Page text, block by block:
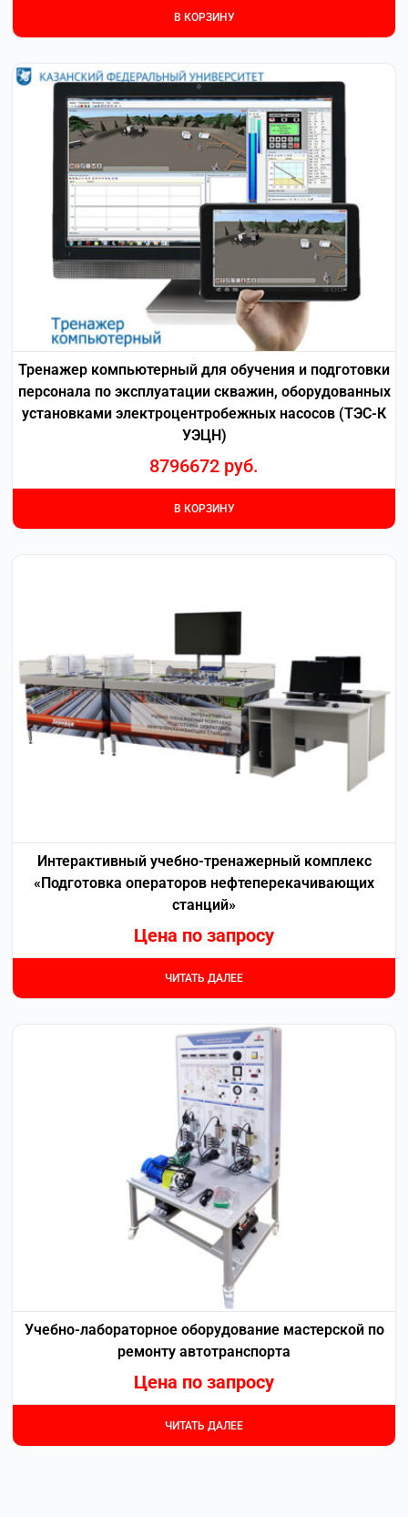
В КОРЗИНУ
Тренажер компьютерный для обучения и подготовки
персонала по эксплуатации скважин, оборудованных
установками электроцентробежных насосов (ТЭС-К
УЭЦН)
8796672 руб.
В КОРЗИНУ
Интерактивный учебно-тренажерный комплекс
«Подготовка операторов нефтеперекачивающих
станций»
Цена по запросу
ЧИТАТЬ ДАЛЕЕ
Учебно-лабораторное оборудование мастерской по
ремонту автотранспорта
Цена по запросу
ЧИТАТЬ ДАЛЕЕ